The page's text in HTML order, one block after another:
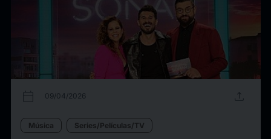
calendar_today 09/04/2026 upload
Música Series/Películas/TV